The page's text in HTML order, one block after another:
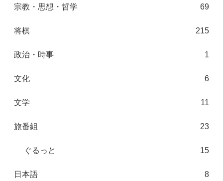
宗教・思想・哲学 69
将棋 215
政治・時事 1
文化 6
文学 11
旅番組 23
ぐるっと 15
日本語 8